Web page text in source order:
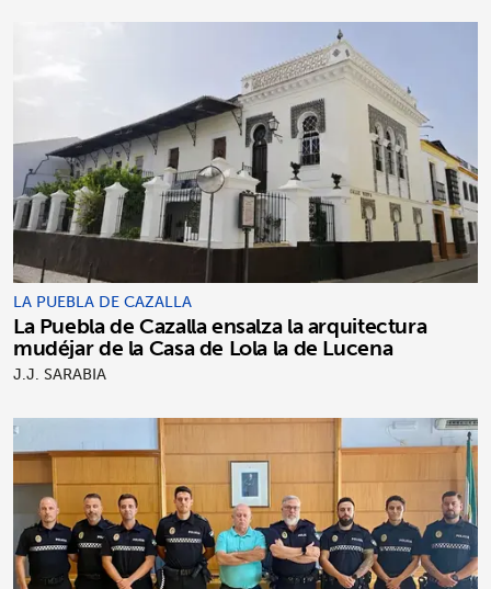
LA PUEBLA DE CAZALLA
La Puebla de Cazalla ensalza la arquitectura
mudéjar de la Casa de Lola la de Lucena
J.J. SARABIA